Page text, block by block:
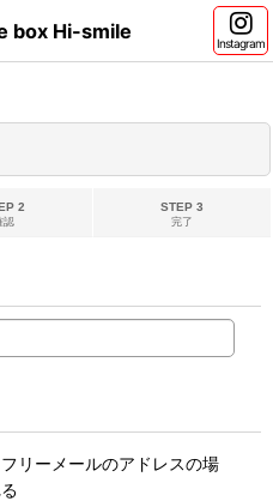
box Hi-smile
Instagram
2
認
STEP 3
完了
リーメールのアドレスの場